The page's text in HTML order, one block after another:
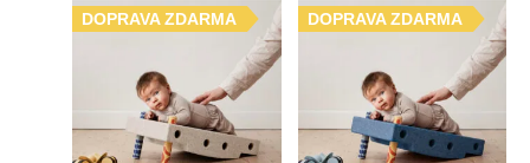
DOPRAVA ZDARMA DOPRAVA ZDARMA